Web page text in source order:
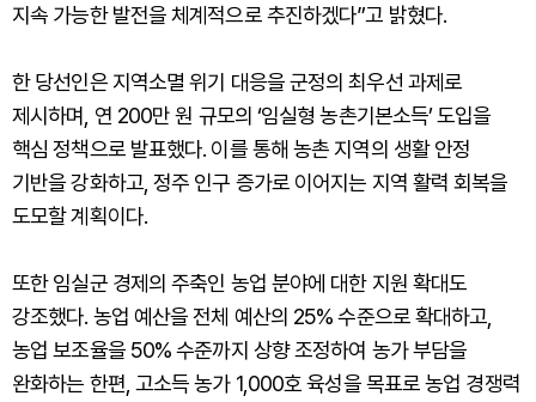
지속 가능한 발전을 체계적으로 추진하겠다”고 밝혔다.
한 당선인은 지역소멸 위기 대응을 군정의 최우선 과제로
제시하며, 연 200만 원 규모의 ‘임실형 농촌기본소득’ 도입을
핵심 정책으로 발표했다. 이를 통해 농촌 지역의 생활 안정
기반을 강화하고, 정주 인구 증가로 이어지는 지역 활력 회복을
도모할 계획이다.
또한 임실군 경제의 주축인 농업 분야에 대한 지원 확대도
강조했다. 농업 예산을 전체 예산의 25% 수준으로 확대하고,
농업 보조율을 50% 수준까지 상향 조정하여 농가 부담을
완화하는 한편, 고소득 농가 1,000호 육성을 목표로 농업 경쟁력